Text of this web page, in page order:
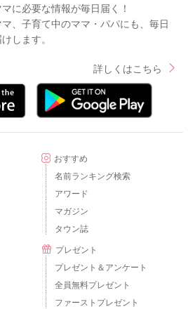
に必要な情報が毎日届く！
、子育て中のママ・パパにも、毎日
します。
詳しくはこちら
おすすめ
名前ランキング検索
アワード
マガジン
タウン誌
プレゼント
プレゼント＆アンケート
全員無料プレゼント
ファーストプレゼント